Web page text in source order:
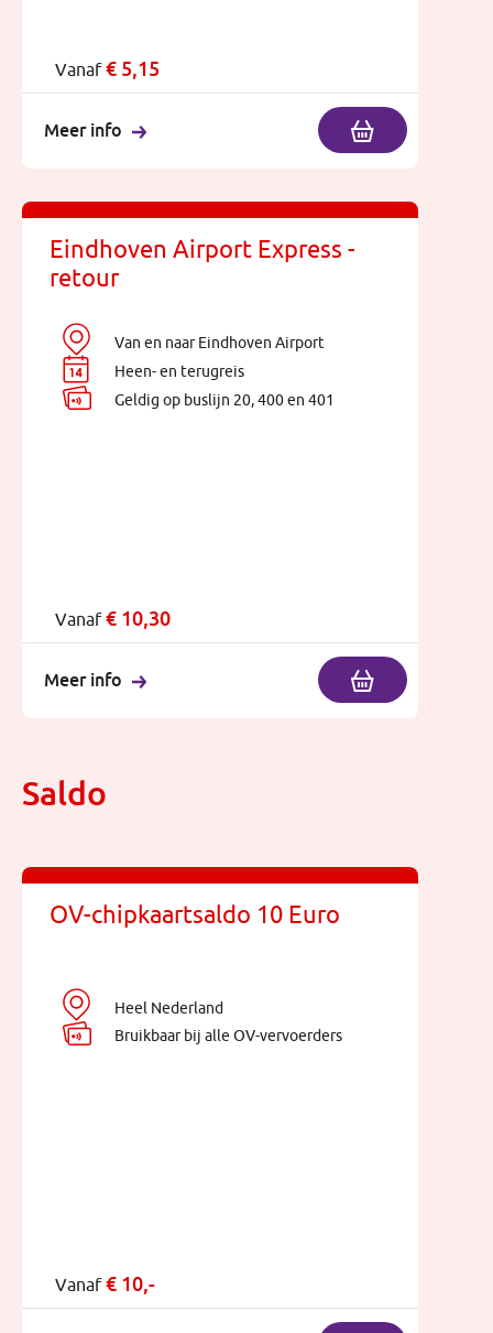
Vanaf € 5,15
Meer info
Eindhoven Airport Express -
retour
Van en naar Eindhoven Airport
Heen- en terugreis
Geldig op buslijn 20, 400 en 401
Vanaf € 10,30
Meer info
Saldo
OV-chipkaartsaldo 10 Euro
Heel Nederland
Bruikbaar bij alle OV-vervoerders
Vanaf € 10,-